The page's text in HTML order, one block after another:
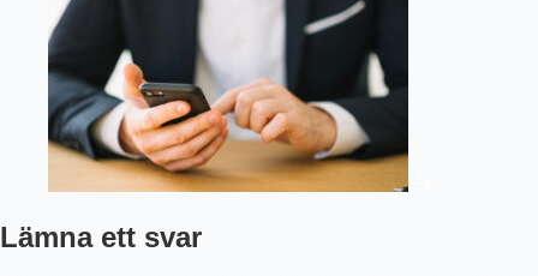
Lämna ett svar